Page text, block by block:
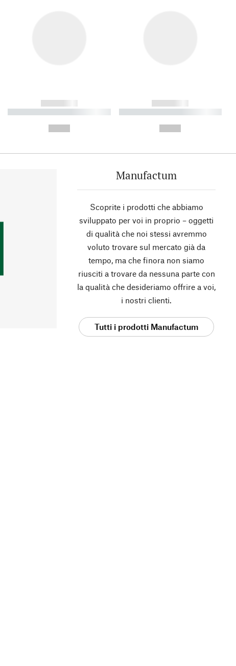
------------
----------- ----------- ----------
------------
----------- ----------- ----------
Manufactum
Scoprite i prodotti che abbiamo
sviluppato per voi in proprio – oggetti
di qualità che noi stessi avremmo
voluto trovare sul mercato già da
tempo, ma che finora non siamo
riusciti a trovare da nessuna parte con
la qualità che desideriamo offrire a voi,
i nostri clienti.
Tutti i prodotti Manufactum